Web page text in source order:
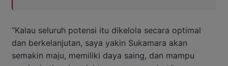
“Kalau seluruh potensi itu dikelola secara optimal
dan berkelanjutan, saya yakin Sukamara akan
semakin maju, memiliki daya saing, dan mampu